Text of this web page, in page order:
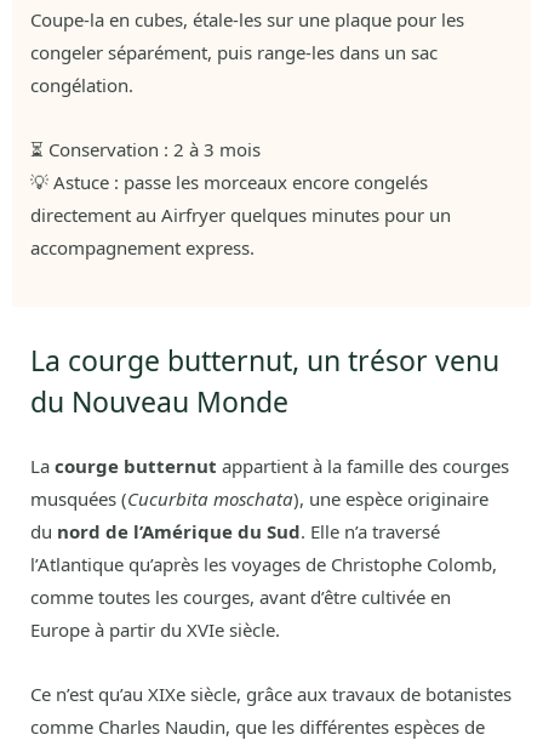
Coupe-la en cubes, étale-les sur une plaque pour les
congeler séparément, puis range-les dans un sac
congélation.
⏳ Conservation : 2 à 3 mois
💡 Astuce : passe les morceaux encore congelés
directement au Airfryer quelques minutes pour un
accompagnement express.
La courge butternut, un trésor venu
du Nouveau Monde
La courge butternut appartient à la famille des courges
musquées (Cucurbita moschata), une espèce originaire
du nord de l’Amérique du Sud. Elle n’a traversé
l’Atlantique qu’après les voyages de Christophe Colomb,
comme toutes les courges, avant d’être cultivée en
Europe à partir du XVIe siècle.
Ce n’est qu’au XIXe siècle, grâce aux travaux de botanistes
comme Charles Naudin, que les différentes espèces de